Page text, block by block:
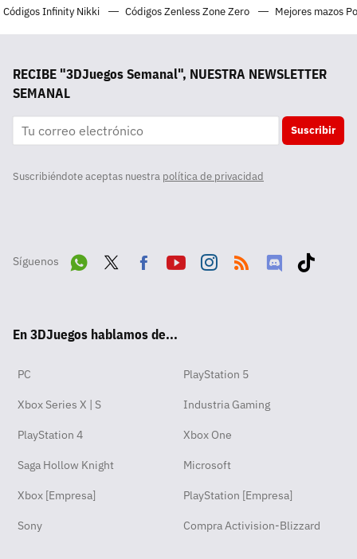
Códigos Infinity Nikki
Códigos Zenless Zone Zero Mejores mazos
RECIBE "3DJuegos Semanal", NUESTRA NEWSLETTER
SEMANAL
Suscribir
Suscribiéndote aceptas nuestra política de privacidad
Síguenos
pp
ok
En 3DJuegos hablamos de...
PC PlayStation 5
Xbox Series X | S Industria Gaming
PlayStation 4 Xbox One
Saga Hollow Knight Microsoft
Xbox [Empresa] PlayStation [Empresa]
Sony Compra Activision-Blizzard